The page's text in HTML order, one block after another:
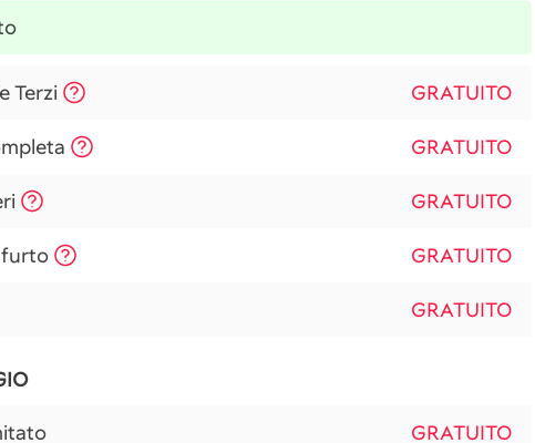
Terzi GRATUITO
GRATUITO
GRATUITO
furto GRATUITO
GRATUITO
GRATUITO